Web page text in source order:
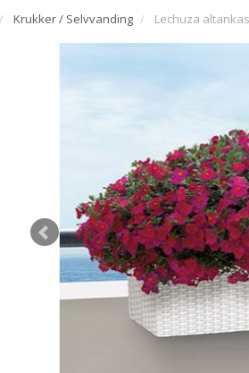
Krukker / Selvvanding Lechuza